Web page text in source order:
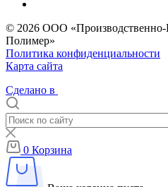
© 2026 ООО «Производственно-
Полимер»
Политика конфиденциальности
Карта сайта
Сделано в
0 Корзина